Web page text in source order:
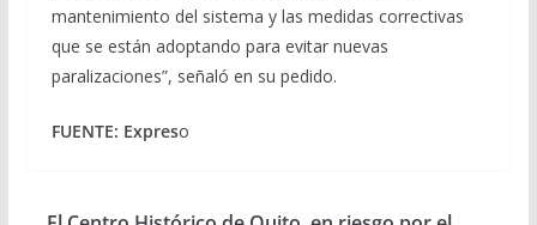
mantenimiento del sistema y las medidas correctivas
que se están adoptando para evitar nuevas
paralizaciones”, señaló en su pedido.
FUENTE: Expreso